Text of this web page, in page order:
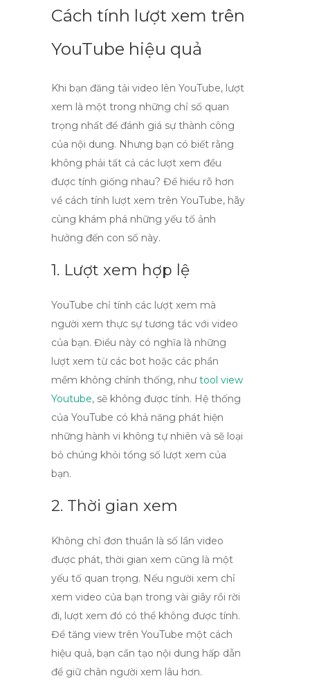
Cách tính lượt xem trên
YouTube hiệu quả
Khi bạn đăng tải video lên YouTube, lượt
xem là một trong những chỉ số quan
trọng nhất để đánh giá sự thành công
của nội dung. Nhưng bạn có biết rằng
không phải tất cả các lượt xem đều
được tính giống nhau? Để hiểu rõ hơn
về cách tính lượt xem trên YouTube, hãy
cùng khám phá những yếu tố ảnh
hưởng đến con số này.
1. Lượt xem hợp lệ
YouTube chỉ tính các lượt xem mà
người xem thực sự tương tác với video
của bạn. Điều này có nghĩa là những
lượt xem từ các bot hoặc các phần
mềm không chính thống, nhưtool view
Youtube, sẽ không được tính. Hệ thống
của YouTube có khả năng phát hiện
những hành vi không tự nhiên và sẽ loại
bỏ chúng khỏi tổng số lượt xem của
bạn.
2. Thời gian xem
Không chỉ đơn thuần là số lần video
được phát, thời gian xem cũng là một
yếu tố quan trọng. Nếu người xem chỉ
xem video của bạn trong vài giây rồi rời
đi, lượt xem đó có thể không được tính.
Để tăng view trên YouTube một cách
hiệu quả, bạn cần tạo nội dung hấp dẫn
để giữ chân người xem lâu hơn.